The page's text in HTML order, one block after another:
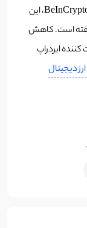
1.27 دلار معامله شده است. بر اساس داده های BeInCrypto، این
11 دلار فاصله گرفته است. کاهش
ایردراپ
دیجیتال